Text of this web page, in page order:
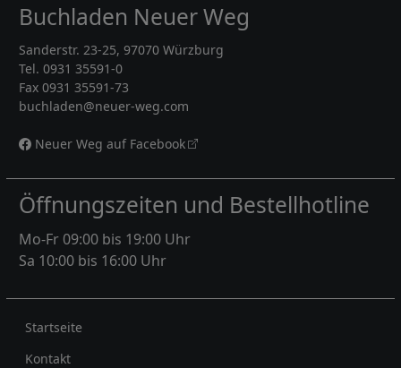
Buchladen Neuer Weg
Sanderstr. 23-25, 97070 Würzburg
Tel. 0931 35591-0
Fax 0931 35591-73
buchladen@neuer-weg.com
Neuer Weg auf Facebook
Öffnungszeiten und Bestellhotline
Mo-Fr 09:00 bis 19:00 Uhr
Sa 10:00 bis 16:00 Uhr
Rechtliches
Startseite
Kontakt